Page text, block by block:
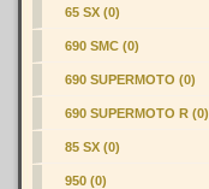
65 SX (0)
690 SMC (0)
690 SUPERMOTO (0)
690 SUPERMOTO R (0)
85 SX (0)
950 (0)